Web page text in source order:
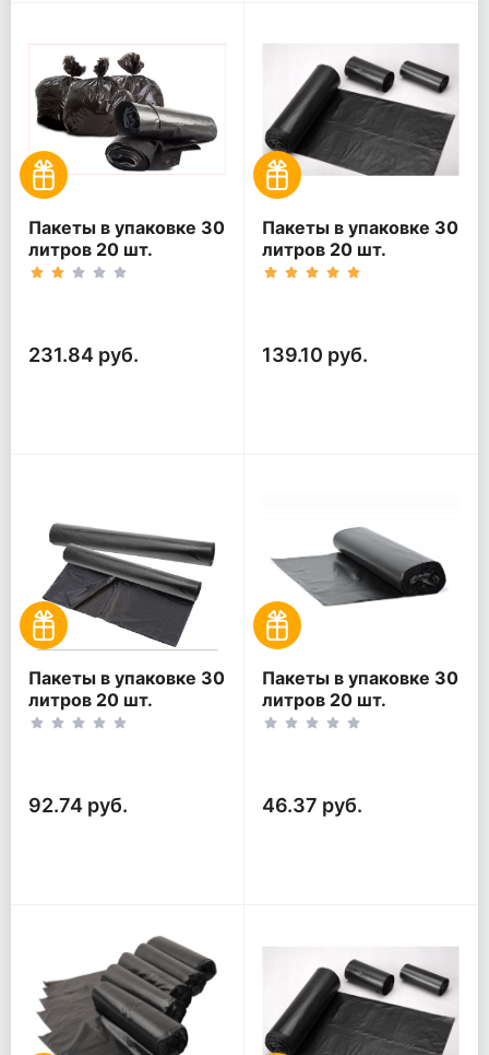
Пакеты в упаковке 30
литров 20 шт.
(20шт*5рул)
231.84 руб.
Пакеты в упаковке 30
литров 20 шт.
(20шт*3рул)
139.10 руб.
Пакеты в упаковке 30
литров 20 шт.
(20шт*2рул)
92.74 руб.
Пакеты в упаковке 30
литров 20 шт.
(20шт*1рул)
46.37 руб.